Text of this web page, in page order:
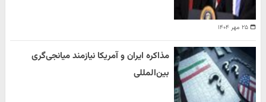
۲۵ مهر ۱۴۰۴
مذاکره ایران و آمریکا نیازمند میانجی‌گری
بین‌المللی